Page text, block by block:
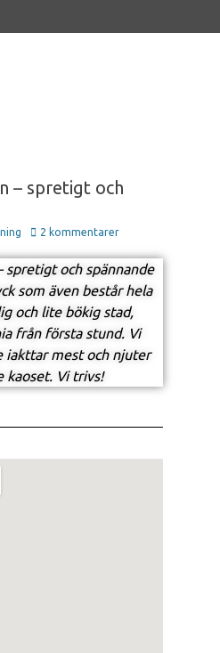
– spretigt och
2 kommentarer
spretigt och spännande
som även består hela
och lite bökig stad,
från första stund. Vi
iakttar mest och njuter
kaoset. Vi trivs!